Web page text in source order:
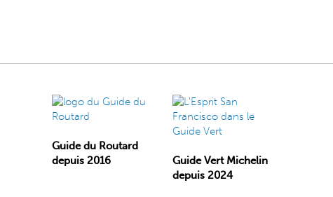
Guide du Routard
depuis 2016
Guide Vert Michelin
depuis 2024